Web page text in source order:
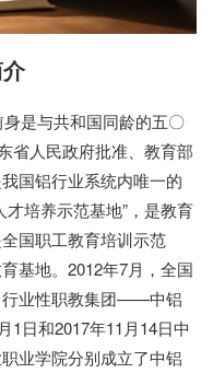
是与共和国同龄的五〇
省人民政府批准、教育部
国铝行业系统内唯一的
培养示范基地”，是教育
国职工教育培训示范
基地。2012年7月，全国
行业性职教集团——中铝
1日和2017年11月14日中
业学院分别成立了中铝